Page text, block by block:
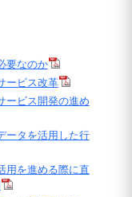
要なのか
ービス改革
ビス開発の進め
タを活用した行
を進める際に直